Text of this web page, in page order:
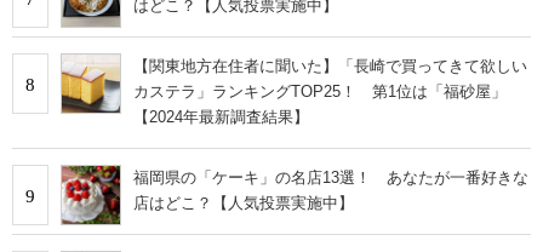
はどこ？【人気投票実施中】
8
【関東地方在住者に聞いた】「長崎で買ってきて欲しい
カステラ」ランキングTOP25！ 第1位は「福砂屋」
【2024年最新調査結果】
9
福岡県の「ケーキ」の名店13選！ あなたが一番好きな
店はどこ？【人気投票実施中】